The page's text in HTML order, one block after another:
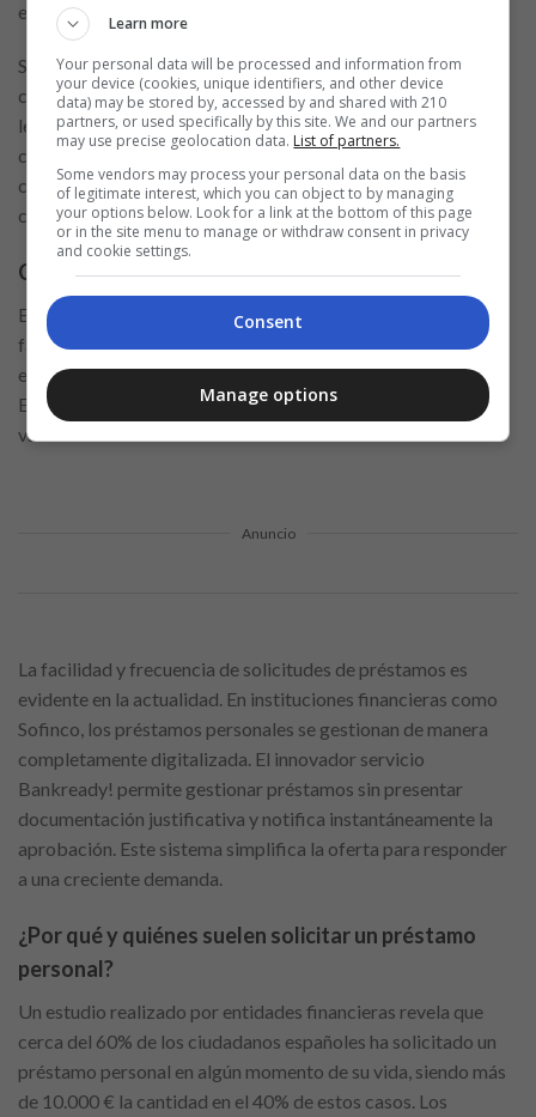
entrada de Sofinco en el país.
Sofinco se diferencia al presentar sus productos de manera
comprensible para los clientes, evitando términos técnicos o
lenguaje jurídico complejo que pueda confundir al
consumidor promedio. En su lugar, apuesta por explicaciones
claras y precisas que resuelvan cualquier duda que los
consumidores puedan tener sobre sus servicios financieros.
Consolidación de préstamos en auge
En la actual economía inestable, la inflación persistente y la
falta de aumentos salariales han llevado a la población
española a adoptar préstamos como una práctica habitual.
Existen diversas ofertas y ventajas para satisfacer una
variedad de necesidades.
Anuncio
La facilidad y frecuencia de solicitudes de préstamos es
evidente en la actualidad. En instituciones financieras como
Sofinco, los préstamos personales se gestionan de manera
completamente digitalizada. El innovador servicio
Bankready! permite gestionar préstamos sin presentar
documentación justificativa y notifica instantáneamente la
aprobación. Este sistema simplifica la oferta para responder
a una creciente demanda.
¿Por qué y quiénes suelen solicitar un préstamo
personal?
Un estudio realizado por entidades financieras revela que
cerca del 60% de los ciudadanos españoles ha solicitado un
préstamo personal en algún momento de su vida, siendo más
de 10.000 € la cantidad en el 40% de estos casos. Los
Learn more
Your personal data will be processed and information from
your device (cookies, unique identifiers, and other device
data) may be stored by, accessed by and shared with 210
partners, or used specifically by this site. We and our partners
may use precise geolocation data. List of partners.
Some vendors may process your personal data on the basis
of legitimate interest, which you can object to by managing
your options below. Look for a link at the bottom of this page
or in the site menu to manage or withdraw consent in privacy
and cookie settings.
Consent
Manage options